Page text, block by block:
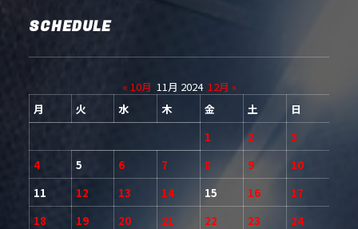
SCHEDULE
« 10月 11月 2024 12月 »
月
火 水 木 金 土
日
1
2
3
4
5 6 7 8 9
10
11
12 13 14 15 16
17
18
19 20 21 22 23
24